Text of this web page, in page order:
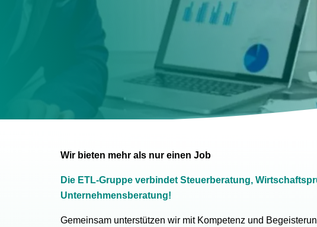
Wir bieten mehr als nur einen Job
Die ETL-Gruppe verbindet Steuerberatung,
Unternehmensberatung!
Gemeinsam unterstützen wir mit Kompetenz und